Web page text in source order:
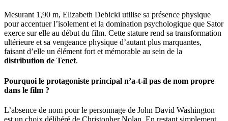
Mesurant 1,90 m, Elizabeth Debicki utilise sa présence physique
pour accentuer l’isolement et la domination psychologique que Sator
exerce sur elle au début du film. Cette stature rend sa transformation
ultérieure et sa vengeance physique d’autant plus marquantes,
faisant d’elle un élément fort et mémorable au sein de la
distribution de Tenet.
Pourquoi le protagoniste principal n’a-t-il pas de nom propre
dans le film ?
L’absence de nom pour le personnage de John David Washington
est un choix délibéré de Christopher Nolan. En restant simplement